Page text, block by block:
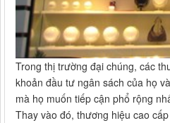
Trong thị trường đại chúng, các
khoản đầu tư ngân sách của họ
mà họ muốn tiếp cận phổ rộng
Thay vào đó, thương hiệu cao